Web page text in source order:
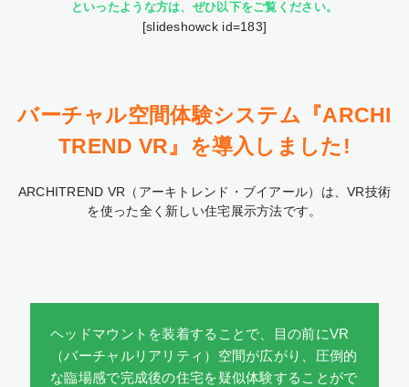
といったような方は、ぜひ以下をご覧ください。
[slideshowck id=183]
バーチャル空間体験システム 『ARCHI
TREND VR』を導入しました!
ARCHITREND VR（アーキトレンド・ブイアール）は、VR技術
を使った全く新しい住宅展示方法です。
ヘッドマウントを装着することで、目の前にVR
（バーチャルリアリティ）空間が広がり、圧倒的
な臨場感で完成後の住宅を疑似体験することがで